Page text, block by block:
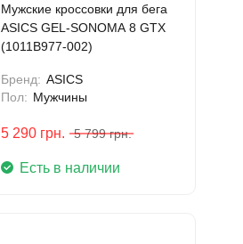
Мужские кроссовки для бега
ASICS GEL-SONOMA 8 GTX
(1011B977-002)
Бренд: ASICS
Пол: Мужчины
5 290 грн. 5 799 грн.
Есть в наличии